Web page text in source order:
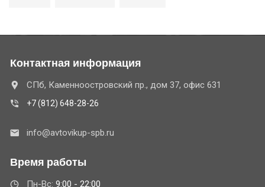
Контактная информация
СПб, Каменноостровский пр., дом 37, офис 631
+7 (812) 648-28-26
info@avtovikup-spb.ru
Время работы
Пн-Вс: 9:00 - 22:00